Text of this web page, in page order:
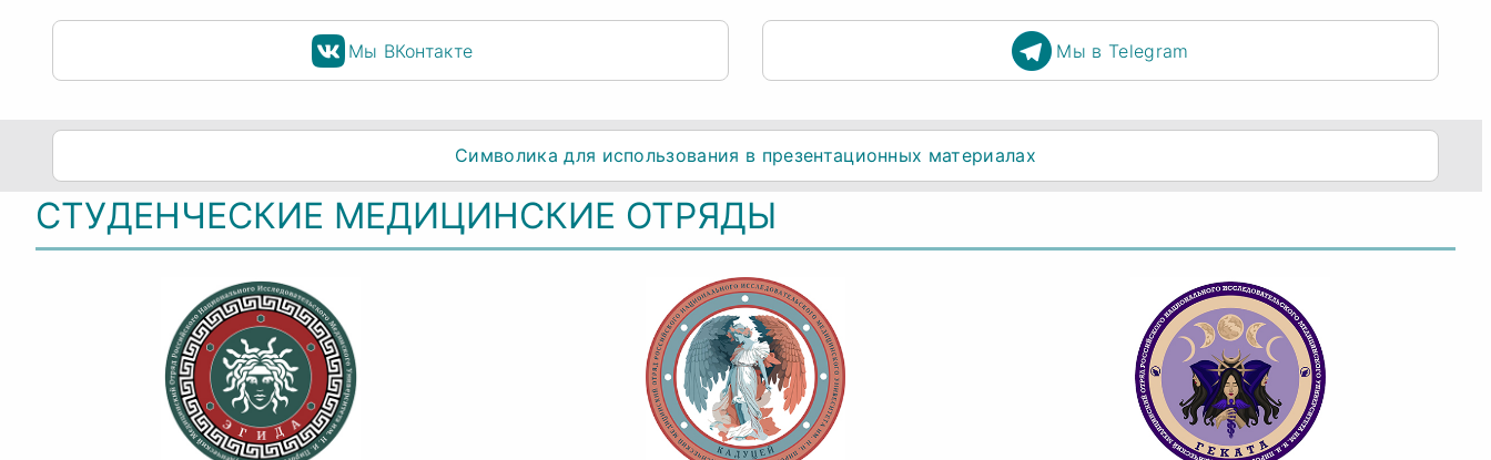
Мы ВКонтакте Мы в Telegram
Символика для использования в презентационных материалах
СТУДЕНЧЕСКИЕ МЕДИЦИНСКИЕ ОТРЯДЫ